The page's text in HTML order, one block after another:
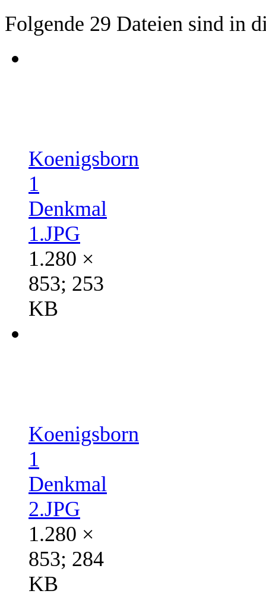
Folgende 29 Dateien sind in
Koenigsborn
1
Denkmal
1.JPG
1.280 ×
853; 253
KB
Koenigsborn
1
Denkmal
2.JPG
1.280 ×
853; 284
KB